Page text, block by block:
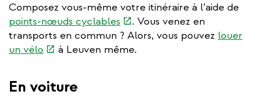
Composez vous-même votre itinéraire à l’aide de
points-nœuds cyclables (link
is
external)
. Vous venez en
transports en commun ? Alors, vous pouvez louer
un vélo (linkà Leuven même.
En voiture